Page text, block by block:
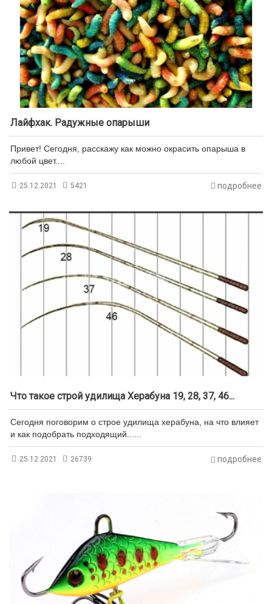
Лайфхак. Радужные опарыши
Привет! Сегодня, расскажу как можно окрасить опарыша в
любой цвет....
25.12.2021 5421 подробнее
Что такое строй удилища Херабуна 19, 28, 37, 46...
Сегодня поговорим о строе удилища херабуна, на что влияет
и как подобрать подходящий......
25.12.2021 26739 подробнее